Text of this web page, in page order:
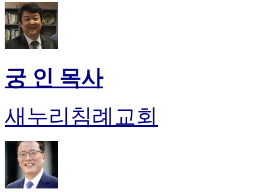
궁 인 목사
새누리침례교회